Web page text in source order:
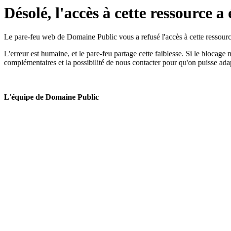
Désolé, l'accès à cette ressource a
Le pare-feu web de Domaine Public vous a refusé l'accès à cette
L'erreur est humaine, et le pare-feu partage cette faiblesse. Si le
complémentaires et la possibilité de nous contacter pour qu'on puisse
L'équipe de Domaine Public